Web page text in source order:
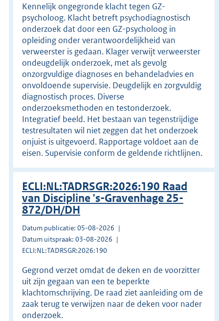
Kennelijk ongegronde klacht tegen GZ-
psycholoog. Klacht betreft psychodiagnostisch
onderzoek dat door een GZ-psycholoog in
opleiding onder verantwoordelijkheid van
verweerster is gedaan. Klager verwijt verweerster
ondeugdelijk onderzoek, met als gevolg
onzorgvuldige diagnoses en behandeladvies en
onvoldoende supervisie. Deugdelijk en zorgvuldig
diagnostisch proces. Diverse
onderzoeksmethoden en testonderzoek.
Integratief beeld. Het bestaan van tegenstrijdige
testresultaten wil niet zeggen dat het onderzoek
onjuist is uitgevoerd. Rapportage voldoet aan de
eisen. Supervisie conform de geldende richtlijnen.
ECLI:NL:TADRSGR:2026:190 Raad
van Discipline 's-Gravenhage 25-
872/DH/DH
Datum publicatie: 05-08-2026
Datum uitspraak: 03-08-2026
ECLI:NL:TADRSGR:2026:190
Gegrond verzet omdat de deken en de voorzitter
uit zijn gegaan van een te beperkte
klachtomschrijving. De raad ziet aanleiding om de
zaak terug te verwijzen naar de deken voor nader
onderzoek.